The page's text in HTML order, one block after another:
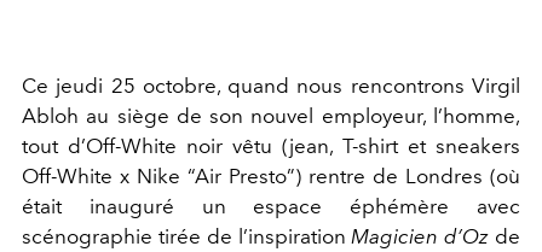
Ce jeudi 25 octobre, quand nous rencontrons Virgil
Abloh au siège de son nouvel employeur, l’homme,
tout d’Off-White noir vêtu (jean, T-shirt et sneakers
Off-White x Nike “Air Presto”) rentre de Londres (où
était inauguré un espace éphémère avec
scénographie tirée de l’inspiration Magicien d’Oz de